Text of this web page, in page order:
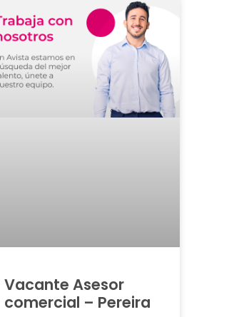
Vacante Asesor
comercial – Pereira